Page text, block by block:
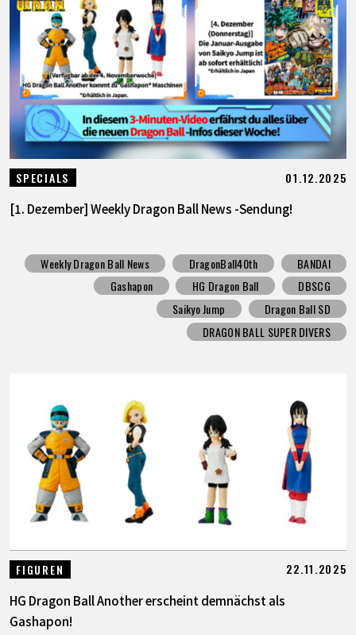
SPECIALS 01.12.2025
[1. Dezember] Weekly Dragon Ball News -Sendung!
Weekly Dragon Ball News DragonBall40th
BANDAI
Gashapon
HG Dragon Ball
DBSCG
Saikyo Jump
Dragon Ball SD
DRAGON BALL SUPER DIVERS
FIGUREN 22.11.2025
HG Dragon Ball Another erscheint demnächst als
Gashapon!